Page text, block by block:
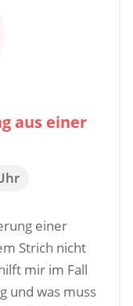
aus einer
einer
Strich nicht
mir im Fall
und was muss